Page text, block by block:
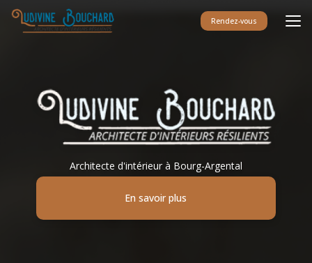
Aller
contenu
Rendez-vous
Architecte d'intérieur à Bourg-Argental
En savoir plus